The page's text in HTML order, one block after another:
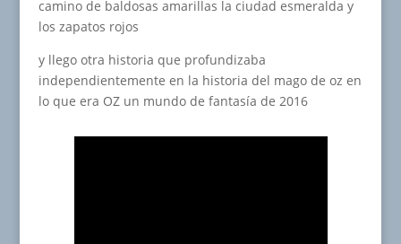
camino de baldosas amarillas la ciudad esmeralda y
los zapatos rojos
y llego otra historia que profundizaba
independientemente en la historia del mago de oz en
lo que era OZ un mundo de fantasía de 2016